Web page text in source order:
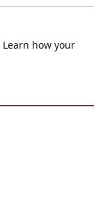
Learn how your